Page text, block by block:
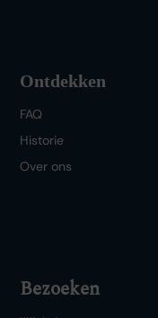
Ontdekken
FAQ
Historie
Over ons
Bezoeken